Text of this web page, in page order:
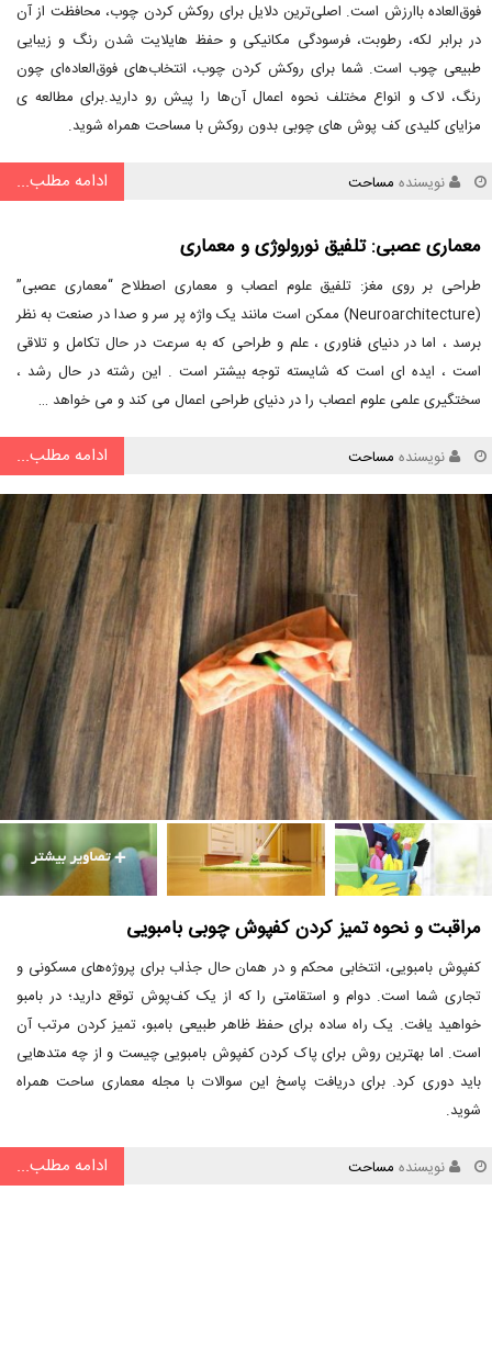
فوق‌العاده باارزش است. اصلی‌ترین دلایل برای روکش کردن چوب، محافظت از آن
در برابر لکه، رطوبت، فرسودگی مکانیکی و حفظ هایلایت شدن رنگ و زیبایی
طبیعی چوب است. شما برای روکش کردن چوب، انتخاب‌های فوق‌العاده‌ای چون
رنگ، لاک و انواع مختلف نحوه اعمال آن‌ها را پیش رو دارید.برای مطالعه ی
مزایای کلیدی کف پوش های چوبی بدون روکش با مساحت همراه شوید.
نویسنده مساحت ادامه مطلب...
معماری عصبی: تلفیق نورولوژی و معماری
طراحی بر روی مغز: تلفیق علوم اعصاب و معماری اصطلاح “معماری عصبی”
(Neuroarchitecture) ممکن است مانند یک واژه پر سر و صدا در صنعت به نظر
برسد ، اما در دنیای فناوری ، علم و طراحی که به سرعت در حال تکامل و تلاقی
است ، ایده ای است که شایسته توجه بیشتر است . این رشته در حال رشد ،
سختگیری علمی علوم اعصاب را در دنیای طراحی اعمال می کند و می خواهد …
نویسنده مساحت ادامه مطلب...
مراقبت و نحوه تمیز کردن کفپوش چوبی بامبویی
کفپوش بامبویی، انتخابی محکم و در همان حال جذاب برای پروژه‌های مسکونی و
تجاری شما است. دوام و استقامتی را که از یک کف‌پوش توقع دارید؛ در بامبو
خواهید یافت. یک راه ساده برای حفظ ظاهر طبیعی بامبو، تمیز کردن مرتب آن
است. اما بهترین روش برای پاک کردن کفپوش بامبویی چیست و از چه متدهایی
باید دوری کرد. برای دریافت پاسخ این سوالات با مجله معماری ساحت همراه
شوید.
نویسنده مساحت ادامه مطلب...